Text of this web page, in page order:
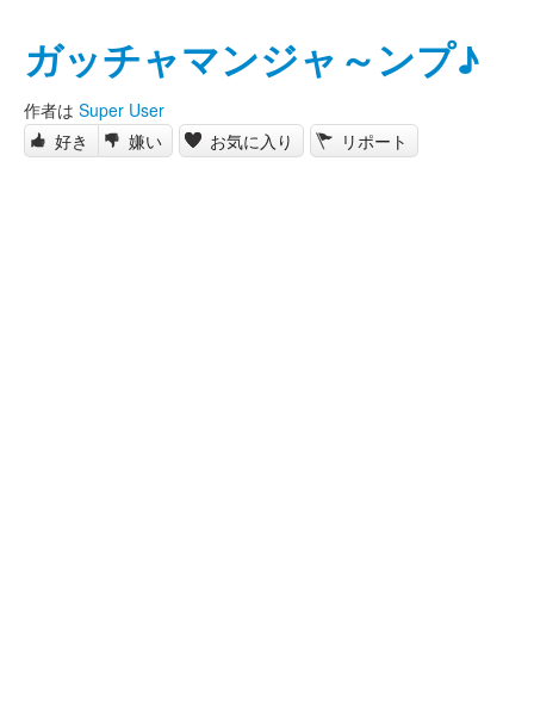
ガッチャマンジャ～ンプ♪
作者は Super User
好き
嫌い お気に入り リポート